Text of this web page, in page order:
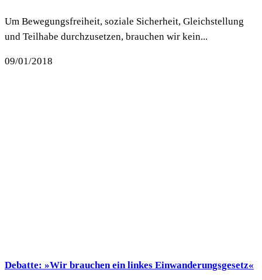
Um Bewegungsfreiheit, soziale Sicherheit, Gleichstellung
und Teilhabe durchzusetzen, brauchen wir kein...
09/01/2018
Debatte: »Wir brauchen ein linkes Einwanderungsgesetz«